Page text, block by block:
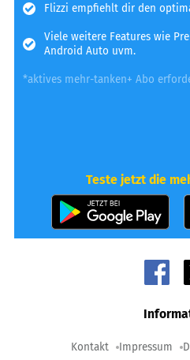
Flizzi empfiehlt dir den
Viele weitere Features wie
Android Auto uvm.
*aktives mehr-tanken+ Abo
Teste jetzt die
Kontakt Impressum